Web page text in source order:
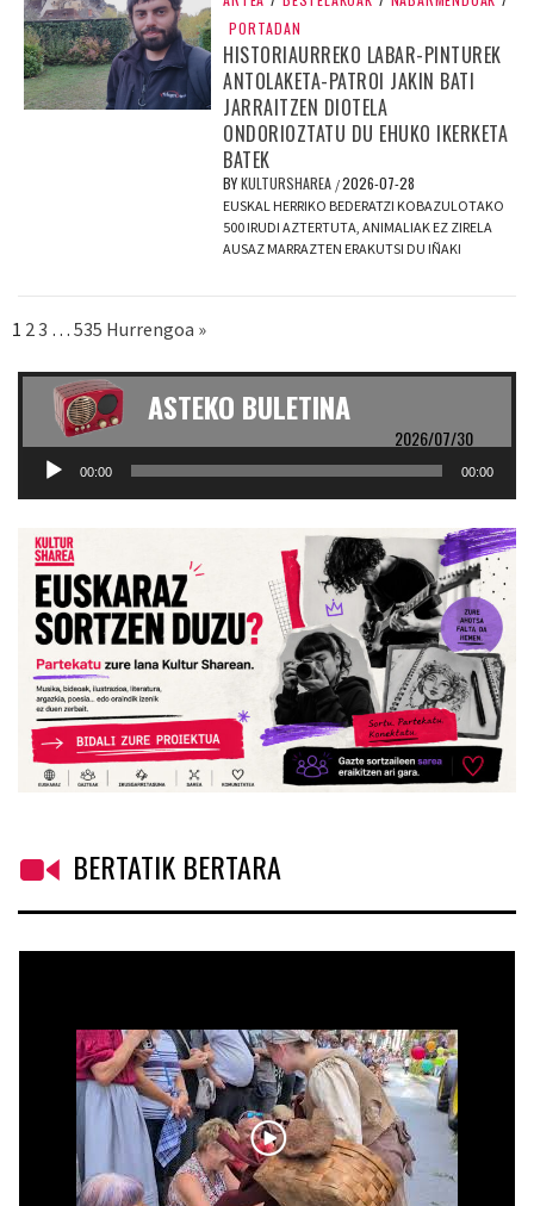
PORTADAN
HISTORIAURREKO LABAR-PINTUREK
ANTOLAKETA-PATROI JAKIN BATI
JARRAITZEN DIOTELA
ONDORIOZTATU DU EHUKO IKERKETA
BATEK
BYKULTURSHAREA /2026-07-28
EUSKAL HERRIKO BEDERATZI KOBAZULOTAKO
500 IRUDI AZTERTUTA, ANIMALIAK EZ ZIRELA
AUSAZ MARRAZTEN ERAKUTSI DU IÑAKI
1 2 3 … 535 Hurrengoa »
ASTEKO BULETINA
2026/07/30
Soinu
00:00 00:00
BERTATIK BERTARA